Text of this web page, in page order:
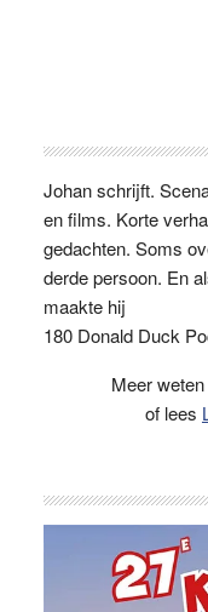
Sidebar
Johan schrijft.
en films. Korte
gedachten. Soms
derde persoon. En
maakte hij
180 Donald Duck
Meer
of lees